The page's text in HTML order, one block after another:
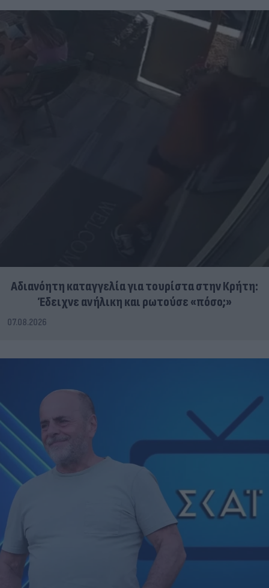
Αδιανόητη καταγγελία για τουρίστα στην Κρήτη:
Έδειχνε ανήλικη και ρωτούσε «πόσο;»
07.08.2026